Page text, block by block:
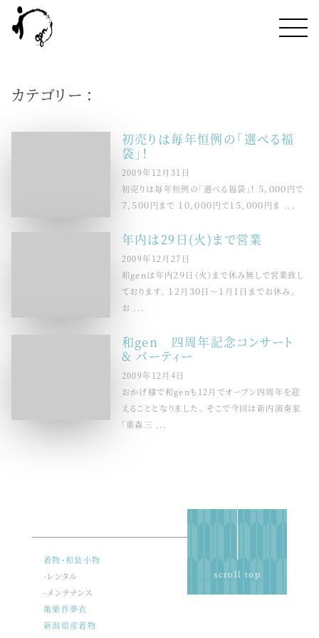
カテゴリー :
初売りは毎年恒例の「選べる福
袋」！
2009年12月31日
初売りは毎年恒例の「選べる福袋」！ ５，０００円で
７，５００円まで １０，０００円で１５，０００円ま ...
年内は29日(火)まで営業
2009年12月27日
和genは年内２９日（火）まで休み無しで営業致し
ております。 １２月３０日〜１月１日までお休み。
お ...
和gen 四周年記念コンサート
& パーティー
2009年12月4日
おかげ様で和genも12月でオープン四周年を迎
えることとなりました。 そこで今回は新内演奏家
「重森三 ...
scroll top
着物・和装小物
-レンタル
-メンテナンス
亀樂作夢衣
新潟県産着物